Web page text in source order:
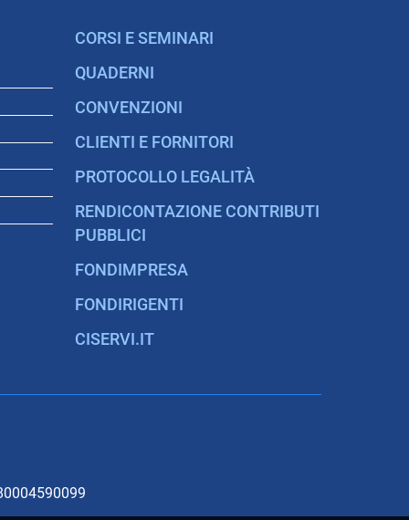
CORSI E SEMINARI
QUADERNI
CONVENZIONI
CLIENTI E FORNITORI
PROTOCOLLO LEGALITÀ
RENDICONTAZIONE CONTRIBUTI
PUBBLICI
FONDIMPRESA
FONDIRIGENTI
CISERVI.IT